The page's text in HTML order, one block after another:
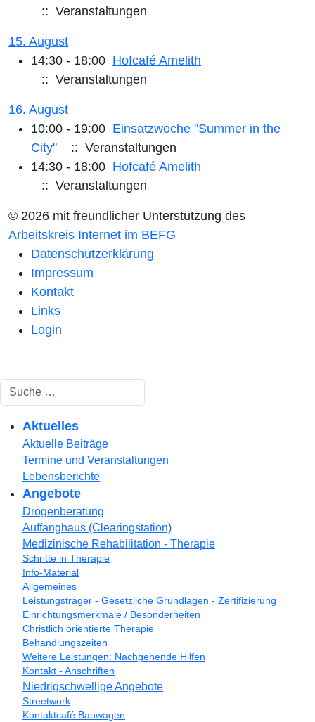
:: Veranstaltungen
15. August
14:30 - 18:00 Hofcafé Amelith
:: Veranstaltungen
16. August
10:00 - 19:00 Einsatzwoche "Summer in the
City"
:: Veranstaltungen
14:30 - 18:00 Hofcafé Amelith
:: Veranstaltungen
© 2026 mit freundlicher Unterstützung des
Arbeitskreis Internet im BEFG
Datenschutzerklärung
Impressum
Kontakt
Links
Login
Suchen
Aktuelles
Aktuelle Beiträge
Termine und Veranstaltungen
Lebensberichte
Angebote
Drogenberatung
Auffanghaus (Clearingstation)
Medizinische Rehabilitation - Therapie
Schritte in Therapie
Info-Material
Allgemeines
Leistungsträger - Gesetzliche Grundlagen - Zertifizierung
Einrichtungsmerkmale / Besonderheiten
Christlich orientierte Therapie
Behandlungszeiten
Weitere Leistungen: Nachgehende Hilfen
Kontakt - Anschriften
Niedrigschwellige Angebote
Streetwork
Kontaktcafé Bauwagen